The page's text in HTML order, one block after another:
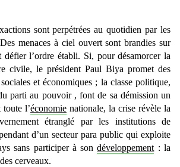
sont perpétrées au quotidien par les
menaces à ciel ouvert sont brandies sur
défier l’ordre établi. Si, pour désamorcer la
civile, le président Paul Biya promet des
et économiques ; la classe politique,
parti au pouvoir , font de sa démission un
toute l’économie nationale, la crise révèle la
étranglé par les institutions de
d’un secteur para public qui exploite
sans participer à son développement : la
cerveaux.